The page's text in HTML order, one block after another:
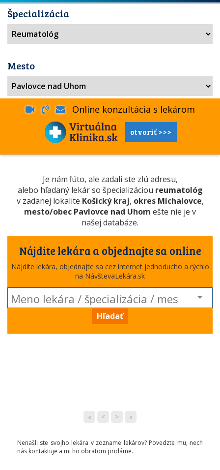
Špecializácia
Mesto
Online konzultácia s lekárom
otvoriť >>>
Je nám ľúto, ale zadali ste zlú adresu,
alebo hľadaný lekár so špecializáciou reumatológ
v zadanej lokalite Košický kraj, okres Michalovce,
mesto/obec Pavlovce nad Uhom ešte nie je v
našej databáze.
Nájdite lekára a objednajte sa online
Nájdite lekára, objednajte sa cez internet jednoducho a rýchlo
na NávštevaLekára.sk
Hľadať
« < > »
Nenašli ste svojho lekára v zozname lekárov? Povedzte mu, nech
nás kontaktuje a mi ho obratom pridáme.